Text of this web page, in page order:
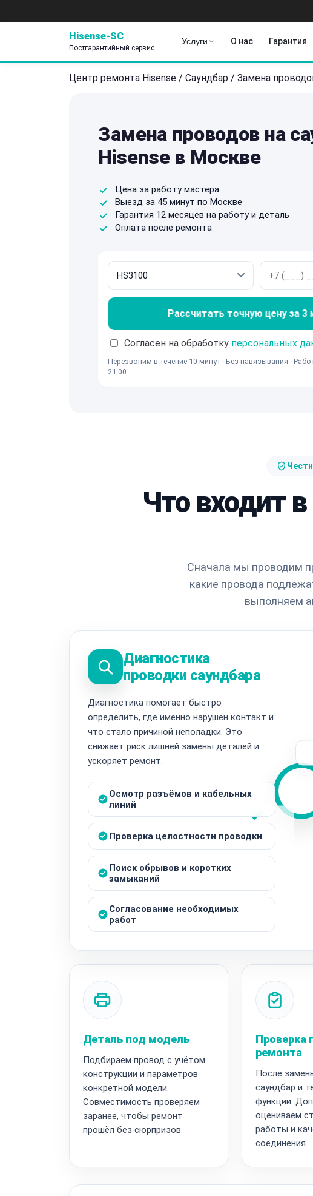
Hisense-SC
Постгарантийный сервис
Услуги О нас Гарантия
Центр ремонта Hisense / Саундбар / Замена
Замена проводов на
Hisense в Москве
Цена за работу мастера
Выезд за 45 минут по Москве
Гарантия 12 месяцев на работу и деталь
Оплата после ремонта
Рассчитать точную цену за 3
Согласен на обработку персональных
Перезвоним в течение 10 минут · Без навязывания ·
21:00
Что входит
Сначала мы проводим
какие провода
выполняем
Диагностика
проводки саундбара
Диагностика помогает быстро
определить, где именно нарушен контакт и
что стало причиной неполадки. Это
снижает риск лишней замены деталей и
ускоряет ремонт.
Осмотр разъёмов и кабельных
линий
Проверка целостности проводки
Поиск обрывов и коротких
замыканий
Согласование необходимых
работ
Деталь под модель
Подбираем провод с учётом
конструкции и параметров
конкретной модели.
Совместимость проверяем
заранее, чтобы ремонт
прошёл без сюрпризов
Проверка
ремонта
После
саундбар и
функции.
оцениваем
работы и
соединения